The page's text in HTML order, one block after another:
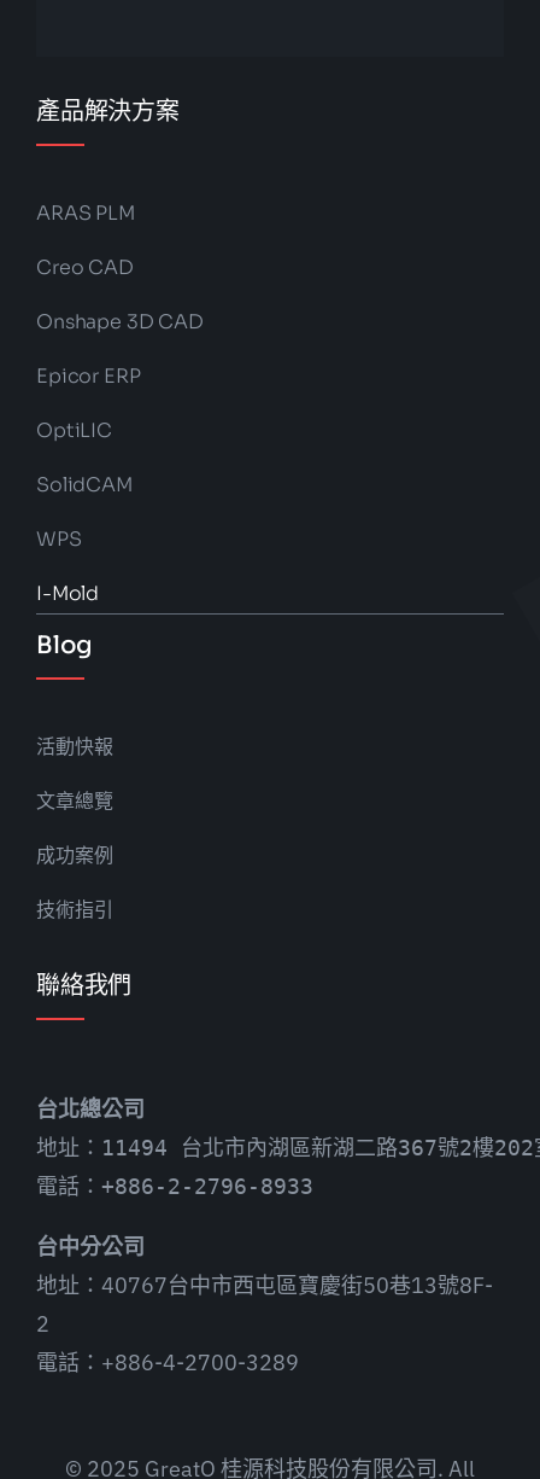
產品解決方案
ARAS PLM
Creo CAD
Onshape 3D CAD
Epicor ERP
OptiLIC
SolidCAM
WPS
I-Mold
Blog
活動快報
文章總覽
成功案例
技術指引
聯絡我們
台北總公司
地址：11494 台北市內湖區新湖二路367號2樓202
電話：+886-2-2796-8933
台中分公司
地址：40767台中市西屯區寶慶街50巷13號8F-
2
電話：+886-4-2700-3289
© 2025 GreatO 桂源科技股份有限公司. All